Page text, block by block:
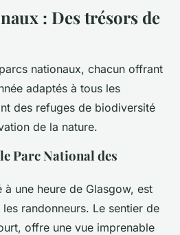
: Des trésors de
nationaux, chacun offrant
adaptés à tous les
des refuges de biodiversité
de la nature.
Parc National des
une heure de Glasgow, est
randonneurs. Le sentier de
offre une vue imprenable